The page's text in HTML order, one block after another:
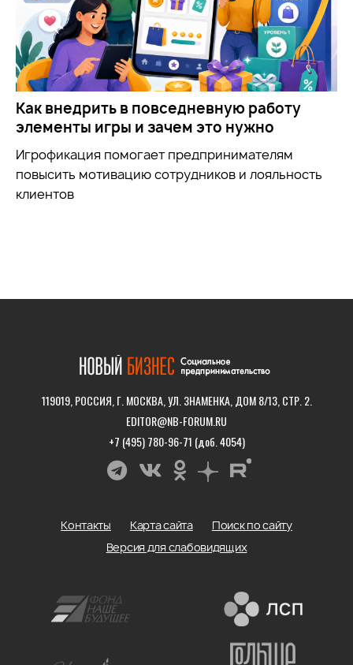
Как внедрить в повседневную работу
элементы игры и зачем это нужно
Игрофикация помогает предпринимателям
повысить мотивацию сотрудников и лояльность
клиентов
119019, РОССИЯ, Г. МОСКВА, УЛ. ЗНАМЕНКА, ДОМ 8/13, СТР. 2.
EDITOR@NB-FORUM.RU
+7 (495) 780-96-71 (доб. 4054)
Контакты Карта сайта
Поиск по сайту
Версия для слабовидящих